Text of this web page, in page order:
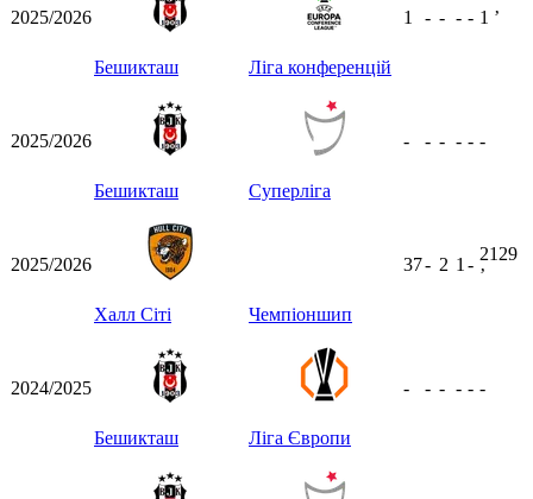
2025/2026
Бешикташ Ліга конференцій
1 - - - - 1 ʼ
2025/2026
Бешикташ Суперліга
- - - - - -
2025/2026
Халл Сіті Чемпіоншип
37- 2 1 -
2129
ʼ
2024/2025
Бешикташ Ліга Європи
- - - - - -